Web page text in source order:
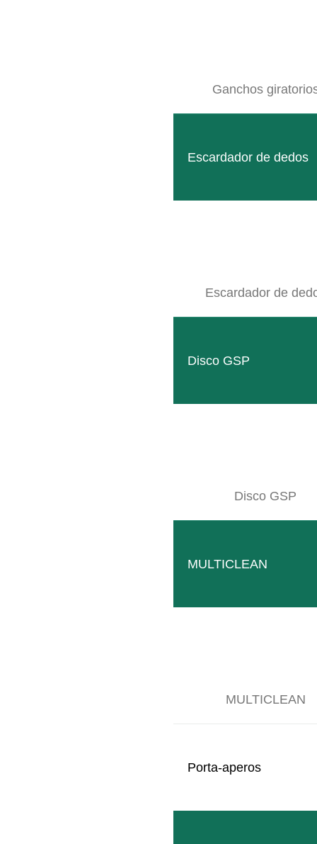
Ganchos
Escardador de dedos
Escardador de
Disco GSP
Disco GSP
MULTICLEAN
MULTICLEAN
Porta-aperos